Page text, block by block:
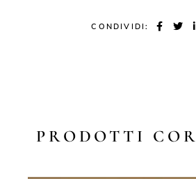
CONDIVIDI:
PRODOTTI